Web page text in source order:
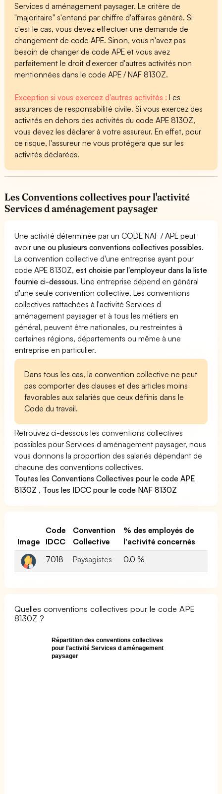
Services d aménagement paysager. Le critère de
"majoritaire" s'entend par chiffre d'affaires généré. Si
c'est le cas, vous devez effectuer une demande de
changement de code APE. Sinon, vous n'avez pas
besoin de changer de code APE et vous avez
parfaitement le droit d'exercer d'autres activités non
mentionnées dans le code APE / NAF 8130Z.
Exception si vous exercez d'autres activités :Les
assurances de responsabilité civile. Si vous exercez des
activités en dehors des activités du code APE 8130Z,
vous devez les déclarer à votre assureur. En effet, pour
ce risque, l'assureur ne vous protégera que sur les
activités déclarées.
Les Conventions collectives pour l'activité
Services d aménagement paysager
Une activité déterminée par un CODE NAF / APE peut
avoirune ou plusieurs conventions collectives possibles.
La convention collective d'une entreprise ayant pour
code APE 8130Z,est choisie par l'employeur dans la liste
fournie ci-dessous. Une entreprise dépend en général
d'une seule convention collective. Les conventions
collectives rattachées à l'activité Services d
aménagement paysager et à tous les métiers en
général, peuvent être nationales, ou restreintes à
certaines régions, départements ou même à une
entreprise en particulier.
Dans tous les cas, la convention collective ne peut
pas comporter des clauses et des articles moins
favorables aux salariés que ceux définis dans le
Code du travail.
Retrouvez ci-dessous les conventions collectives
possibles pour Services d aménagement paysager, nous
vous donnons la proportion des salariés dépendant de
chacune des conventions collectives.
Toutes les Conventions Collectives pour le code APE
8130Z , Tous les IDCC pour le code NAF 8130Z
Image
Code
IDCC
Convention
Collective
% des employés de
l'activité concernés
7018
Paysagistes 0.0 %
Quelles conventions collectives pour le code APE
8130Z ?
Répartition des conventions collectives
pour l'activité Services d aménagement
paysager